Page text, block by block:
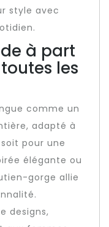
style avec
à part
les
comme un
adapté à
pour une
élégante ou
gorge allie
designs,